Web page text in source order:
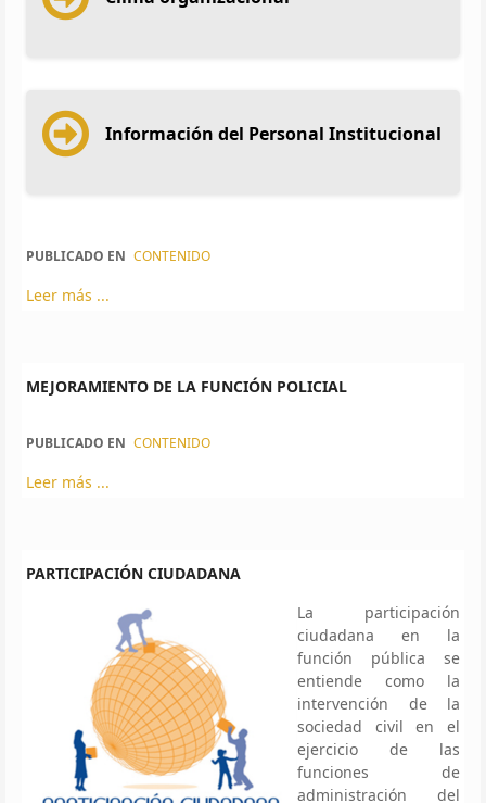
Información del Personal Institucional
PUBLICADO EN CONTENIDO
Leer más ...
MEJORAMIENTO DE LA FUNCIÓN POLICIAL
PUBLICADO EN CONTENIDO
Leer más ...
PARTICIPACIÓN CIUDADANA
La participación
ciudadana en la
función pública se
entiende como la
intervención de la
sociedad civil en el
ejercicio de las
funciones de
administración del